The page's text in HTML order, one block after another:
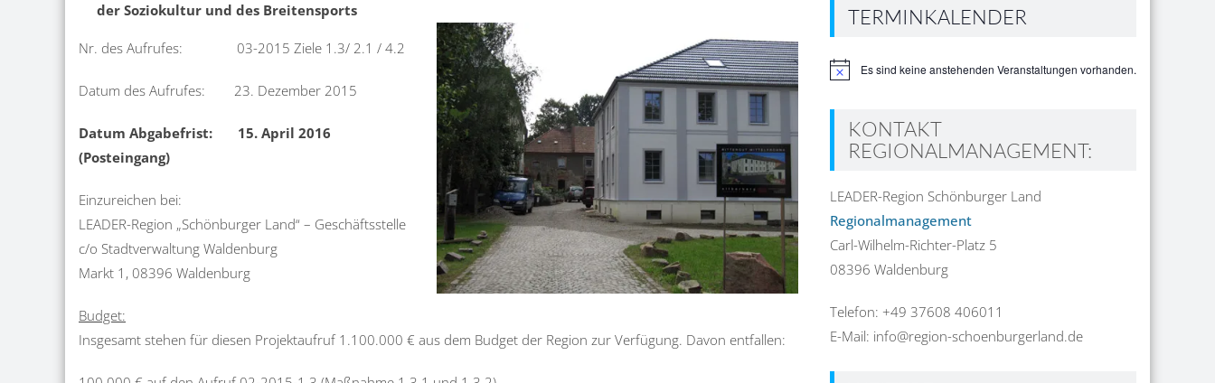
der Soziokultur und des Breitensports
Nr. des Aufrufes: 03-2015 Ziele 1.3/ 2.1 / 4.2
Datum des Aufrufes: 23. Dezember 2015
Datum Abgabefrist: 15. April 2016
(Posteingang)
Einzureichen bei:
LEADER-Region „Schönburger Land“ – Geschäftsstelle
c/o Stadtverwaltung Waldenburg
Markt 1, 08396 Waldenburg
Budget:
Insgesamt stehen für diesen Projektaufruf 1.100.000 € aus dem Budget der Region zur Verfügung. Davon entfallen:
TERMINKALENDER
HinweisEs sind keine anstehenden Veranstaltungen vorhanden.
KONTAKT
REGIONALMANAGEMENT:
LEADER-Region Schönburger Land
Regionalmanagement
Carl-Wilhelm-Richter-Platz 5
08396 Waldenburg
Telefon: +49 37608 406011
E-Mail: info@region-schoenburgerland.de